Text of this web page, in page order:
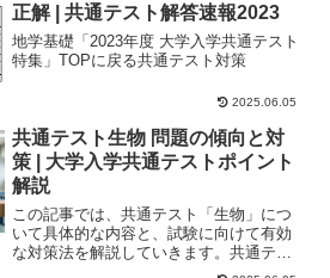
正解 | 共通テスト解答速報2023
地学基礎「2023年度 大学入学共通テスト
特集」TOPに戻る共通テスト対策
2025.06.05
共通テスト生物 問題の傾向と対
策 | 大学入学共通テストポイント
解説
この記事では、共通テスト「生物」につ
いて具体的な内容と、試験に向けて有効
な対策法を解説していきます。共通テス
ト対策に困っている人、必見です！出題